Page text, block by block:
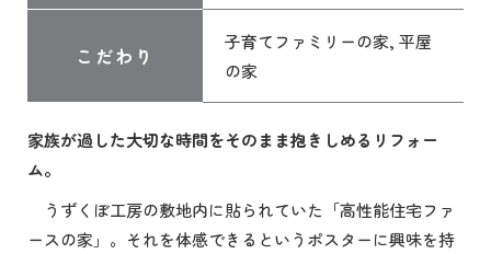
こだわり
子育てファミリーの家, 平屋
の家
家族が過した大切な時間をそのまま抱きしめるリフォー
ム。
うずくぼ工房の敷地内に貼られていた「高性能住宅ファ
ースの家」。それを体感できるというポスターに興味を持